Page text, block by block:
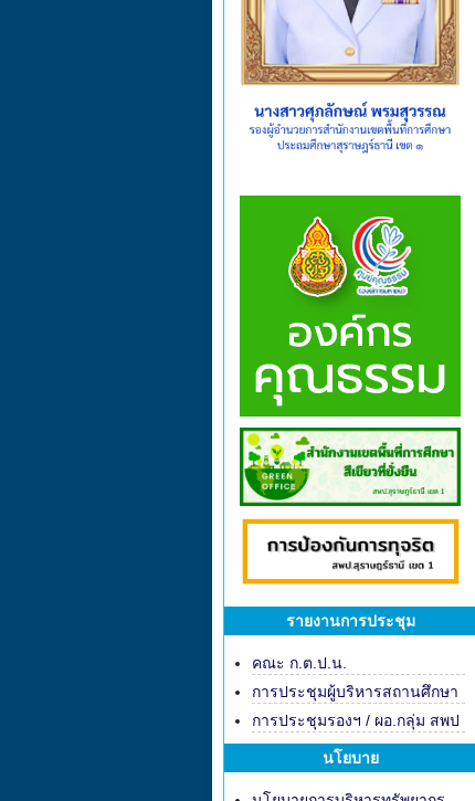
รายงานการประชุม
คณะ ก.ต.ป.น.
การประชุมผู้บริหารสถานศึกษา
การประชุมรองฯ / ผอ.กลุ่ม สพป
นโยบาย